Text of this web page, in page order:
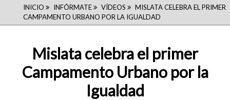
RUTA
DE
NAVEGACIÓN
INICIO INFÓRMATE VÍDEOS
MISLATA CELEBRA EL PRIMER
CAMPAMENTO URBANO POR LA IGUALDAD
Mislata celebra el primer
Campamento Urbano por la
Igualdad